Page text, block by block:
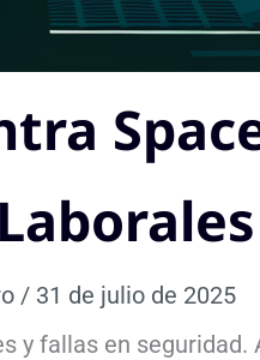
/ 31 de julio de 2025
y fallas en seguridad.